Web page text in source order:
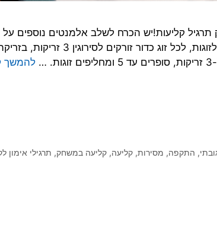
תרגיל קליעות!יש הכרח לשלב אלמנטים
"רק" תרגיל חימום. בתרגיל זה
להמשך
, התקפה, מסירות, קליעה, קליעה במשחק, תרגילי אימון